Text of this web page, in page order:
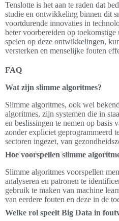
Tenslotte is het aan te raden dat
studie en ontwikkeling binnen dit
voortdurende innovaties in
beter voorbereiden op
spelen op deze ontwikkelingen,
versterken en menselijke fouten
FAQ
Wat zijn slimme algoritmes?
Slimme algoritmes, ook wel
algoritmes, zijn systemen die in
en beslissingen te nemen op basis
zonder expliciet geprogrammeerd
sectoren ingezet, van
Hoe voorspellen slimme
Slimme algoritmes voorspellen
analyseren en patronen te
gebruik te maken van machine
van eerdere fouten en deze in de
Welke rol speelt Big Data in